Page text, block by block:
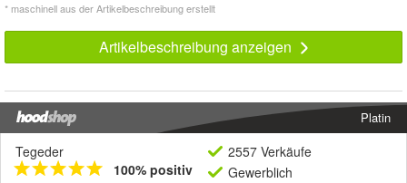
* maschinell aus der Artikelbeschreibung erstellt
Artikelbeschreibung anzeigen
Platin
Tegeder
100% positiv
2557 Verkäufe
Gewerblich